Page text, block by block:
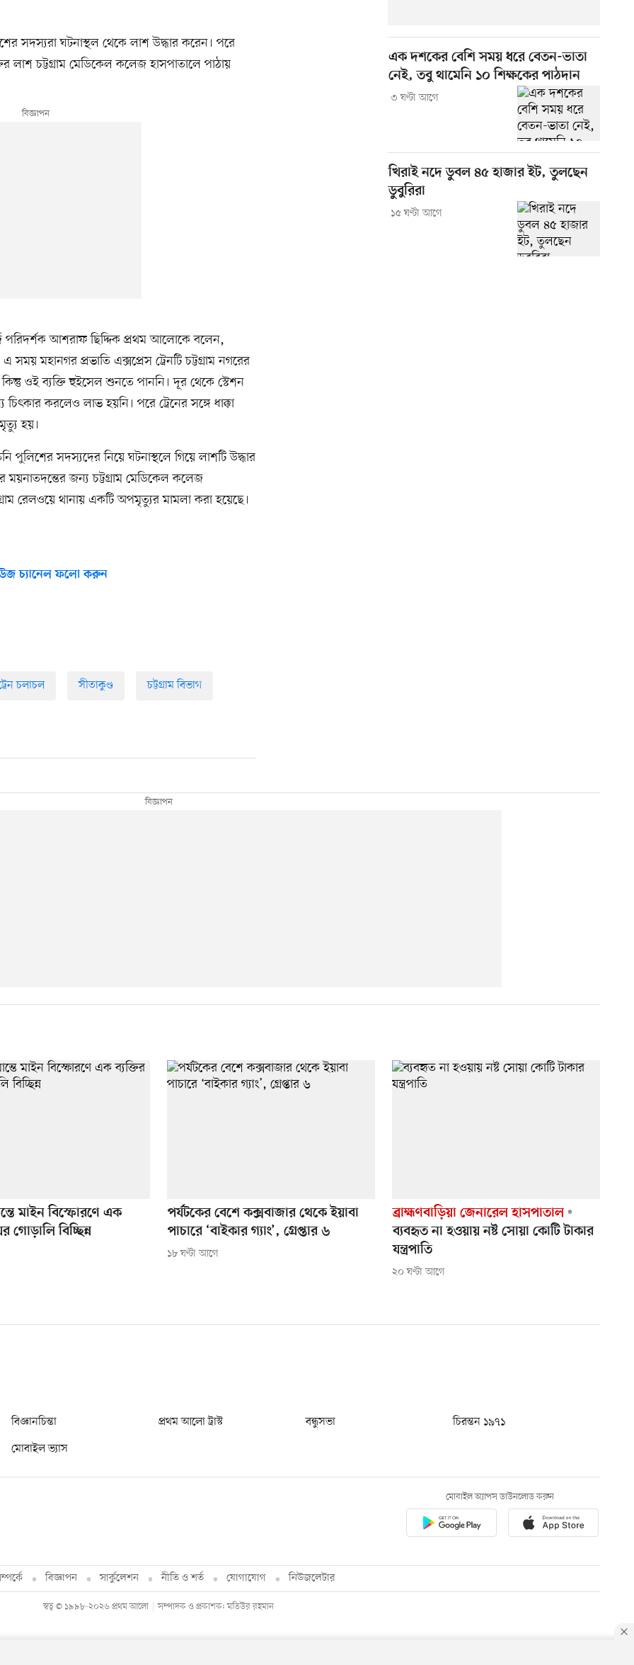
সদস্যরা ঘটনাস্থল থেকে লাশ উদ্ধার করেন। পরে
লাশ চট্টগ্রাম মেডিকেল কলেজ হাসপাতালে পাঠায়
পরিদর্শক আশরাফ ছিদ্দিক প্রথম আলোকে বলেন,
মহানগর প্রভাতি এক্সপ্রেস ট্রেনটি চট্টগ্রাম নগরের
ওই ব্যক্তি হুইসেল শুনতে পাননি। দূর থেকে স্টেশন
করলেও লাভ হয়নি। পরে ট্রেনের সঙ্গে ধাক্কা
হয়।
সদস্যদের নিয়ে ঘটনাস্থলে গিয়ে লাশটি উদ্ধার
জন্য চট্টগ্রাম মেডিকেল কলেজ
রেলওয়ে থানায় একটি অপমৃত্যুর মামলা করা হয়েছে।
চ্যানেল ফলো করুন
চলাচল সীতাকুণ্ড চট্টগ্রাম বিভাগ
এক দশকের বেশি সময় ধরে বেতন-ভাতা
নেই, তবু থামেনি ১০ শিক্ষকের পাঠদান
৩ ঘণ্টা আগে
খিরাই নদে ডুবল ৪৫ হাজার ইট, তুলছেন
ডুবুরিরা
১৫ ঘণ্টা আগে
মাইন বিস্ফোরণে এক
গোড়ালি বিচ্ছিন্ন
পর্যটকের বেশে কক্সবাজার থেকে ইয়াবা
পাচারে ‘বাইকার গ্যাং’, গ্রেপ্তার ৬
১৮ ঘণ্টা আগে
ব্রাহ্মণবাড়িয়া জেনারেল হাসপাতাল
ব্যবহৃত না হওয়ায় নষ্ট সোয়া কোটি টাকার
যন্ত্রপাতি
২০ ঘণ্টা আগে
বিজ্ঞানচিন্তা প্রথম আলো ট্রাস্ট বন্ধুসভা
চিরন্তন ১৯৭১
মোবাইল ভ্যাস
মোবাইল অ্যাপস ডাউনলোড করুন
বিজ্ঞাপন সার্কুলেশন নীতি ও শর্ত যোগাযোগ নিউজলেটার
স্বত্ব © ১৯৯৮-২০২৬ প্রথম আলো সম্পাদক ও প্রকাশক: মতিউর রহমান